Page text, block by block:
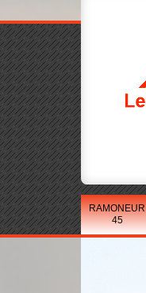
RAMONEUR
45